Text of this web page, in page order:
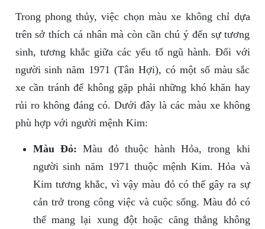
Trong phong thủy, việc chọn màu xe không chỉ dựa
trên sở thích cá nhân mà còn cần chú ý đến sự tương
sinh, tương khắc giữa các yếu tố ngũ hành. Đối với
người sinh năm 1971 (Tân Hợi), có một số màu sắc
xe cần tránh để không gặp phải những khó khăn hay
rủi ro không đáng có. Dưới đây là các màu xe không
phù hợp với người mệnh Kim:
Màu Đỏ: Màu đỏ thuộc hành Hỏa, trong khi
người sinh năm 1971 thuộc mệnh Kim. Hỏa và
Kim tương khắc, vì vậy màu đỏ có thể gây ra sự
cản trở trong công việc và cuộc sống. Màu đỏ có
thể mang lại xung đột hoặc căng thẳng không